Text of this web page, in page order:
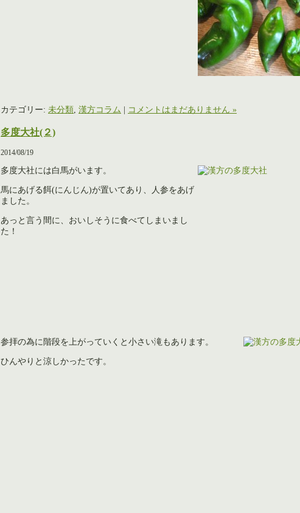
カテゴリー: 未分類, 漢方コラム コメントはまだありません »
多度大社(２)
2014/08/19
多度大社には白馬がいます。
馬にあげる餌(にんじん)が置いてあり、人参をあげ
ました。
あっと言う間に、おいしそうに食べてしまいまし
た！
参拝の為に階段を上がっていくと小さい滝もあります。
ひんやりと涼しかったです。